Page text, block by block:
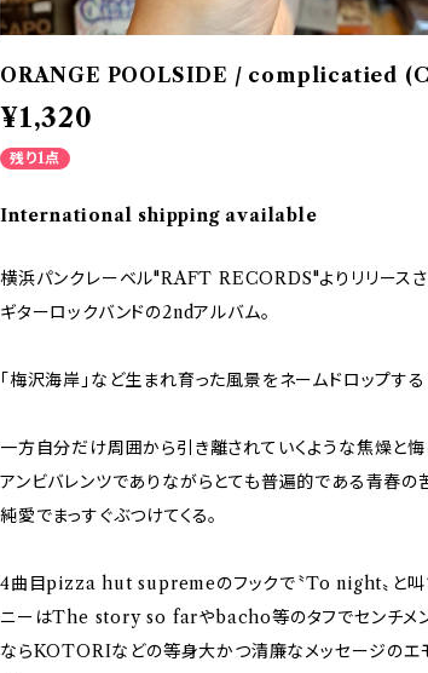
ORANGE POOLSIDE / complicatied (CD)
¥1,320
残り1点
International shipping available
横浜パンクレーベル"RAFT RECORDS"よりリリース
ギターロックバンドの2ndアルバム。
「梅沢海岸」など生まれ育った風景をネームドロップす
一方自分だけ周囲から引き離されていくような焦燥と
アンビバレンツでありながらとても普遍的である青春
純愛でまっすぐぶつけてくる。
4曲目pizza hut supremeのフックで〝To night〟と叫
ニーはThe story so farやbacho等のタフでセンチメン
ならKOTORIなどの等身大かつ清廉なメッセージのエ